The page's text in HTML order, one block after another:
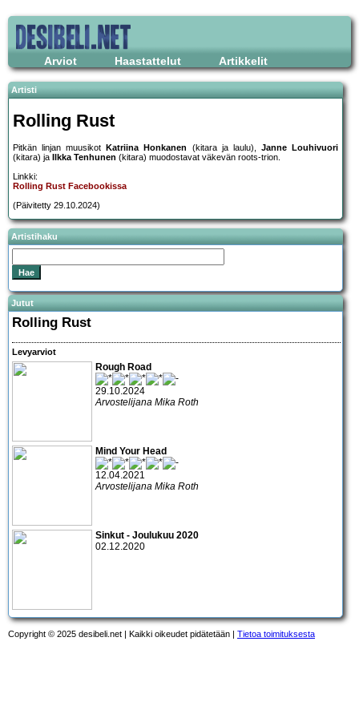
Arviot Haastattelut Artikkelit
Artisti
Rolling Rust
Pitkän linjan muusikot Katriina Honkanen (kitara ja laulu), Janne Louhivuori
(kitara) ja
Ilkka Tenhunen (kitara) muodostavat väkevän roots-trion.
Linkki:
Rolling Rust Facebookissa
(Päivitetty 29.10.2024)
Artistihaku
Jutut
Rolling Rust
Levyarviot
Rough Road
29.10.2024
Arvostelijana Mika Roth
Mind Your Head
12.04.2021
Arvostelijana Mika Roth
Sinkut - Joulukuu 2020
02.12.2020
Copyright © 2025 desibeli.net | Kaikki oikeudet pidätetään | Tietoa toimituksesta